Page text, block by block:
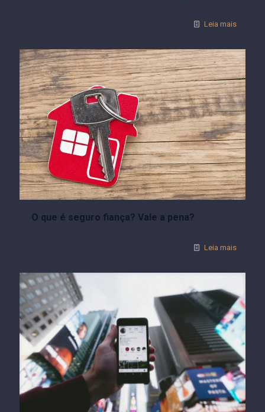
Leia mais
O que é seguro fiança? Vale a pena?
Leia mais